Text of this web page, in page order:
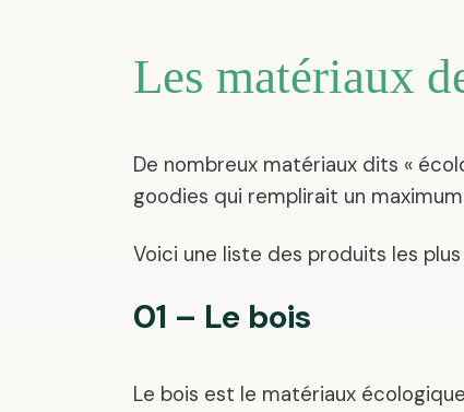
Les matériaux
De nombreux matériaux dits «
goodies qui remplirait un
Voici une liste des produits les
01 – Le bois
Le bois est le matériaux